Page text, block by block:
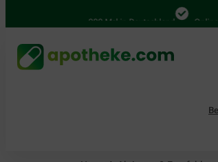
4.000 Mal in Deutschland Online bei